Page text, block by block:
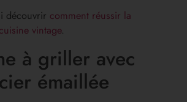
découvrir comment réussir la
vintage.
à griller avec
émaillée